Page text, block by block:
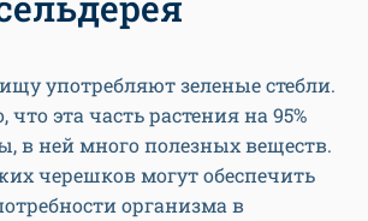
употребляют зеленые стебли.
что эта часть растения на 95%
в ней много полезных веществ.
черешков могут обеспечить
организма в